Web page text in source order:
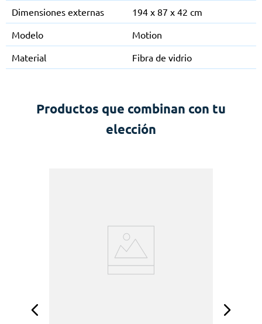
Dimensiones externas
194 x 87 x 42 cm
Modelo
Motion
Material
Fibra de vidrio
Productos que combinan con tu
elección